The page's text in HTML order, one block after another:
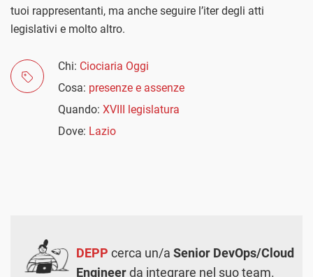
tuoi rappresentanti, ma anche seguire l’iter degli atti
legislativi e molto altro.
Chi: Ciociaria Oggi
Cosa: presenze e assenze
Quando: XVIII legislatura
Dove: Lazio
DEPP cerca un/a Senior DevOps/Cloud
Engineerda integrare nel suo team.